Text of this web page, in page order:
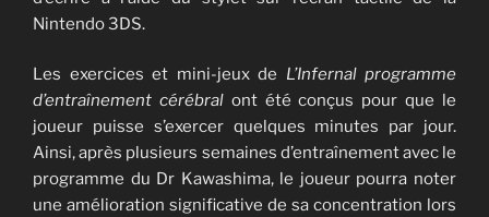
Nintendo 3DS.
Les exercices et mini-jeux de L’Infernal programme
d’entraînement cérébralont été conçus pour que le
joueur puisse s’exercer quelques minutes par jour.
Ainsi, après plusieurs semaines d’entraînement avec le
programme du Dr Kawashima, le joueur pourra noter
une amélioration significative de sa concentration lors